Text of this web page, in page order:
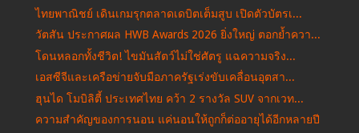
ไทยพาณิชย์ เดินเกมรุกตลาดเดบิตเต็มสูบ เปิดตัวบัตรเ...
วัตสัน ประกาศผล HWB Awards 2026 ยิ่งใหญ่ ตอกย้ำควา...
โดนหลอกทั้งชีวิต! ไขมันสัตว์ไม่ใช่ศัตรู แฉความจริง...
เอสซีจีและเครือข่ายจับมือภาครัฐเร่งขับเคลื่อนอุตสา...
ฮุนได โมบิลิตี้ ประเทศไทย คว้า 2 รางวัล SUV จากเวท...
ความสำคัญของการนอน แค่นอนให้ถูกก็ต่ออายุได้อีกหลายปี